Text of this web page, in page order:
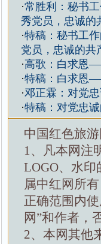
·常胜利：秘书
秀党员，忠诚的
·特稿：秘书工
党员，忠诚的共
·高歌：白求恩
·特稿：白求恩
·邓正霖：对党
·特稿：对党忠
中国红色旅
1、凡本网注
LOGO、水
属中红网所
正确范围内
网”和作者，
2、本网其他